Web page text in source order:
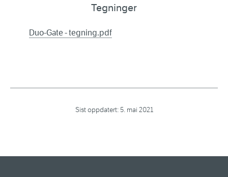
Tegninger
Duo-Gate - tegning.pdf
Sist oppdatert:5. mai 2021